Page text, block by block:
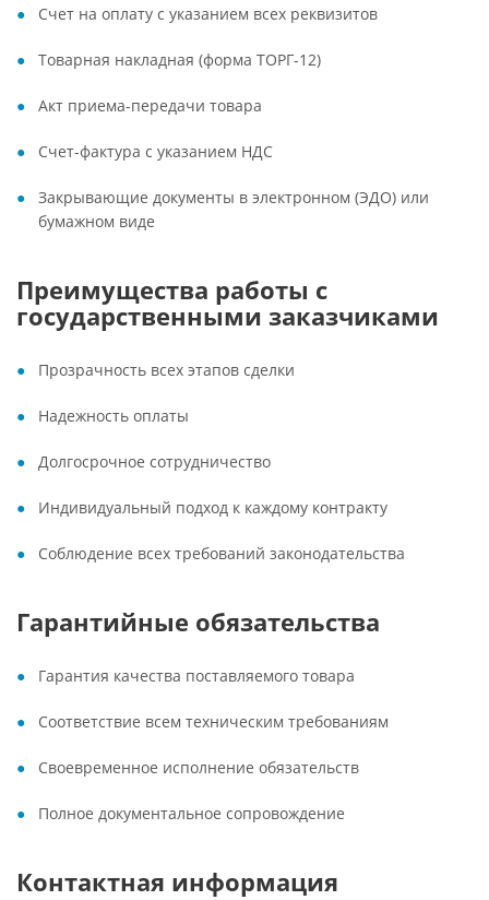
Счет на оплату с указанием всех реквизитов
Товарная накладная (форма ТОРГ-12)
Акт приема-передачи товара
Счет-фактура с указанием НДС
Закрывающие документы в электронном (ЭДО) или
бумажном виде
Преимущества работы с
государственными заказчиками
Прозрачность всех этапов сделки
Надежность оплаты
Долгосрочное сотрудничество
Индивидуальный подход к каждому контракту
Соблюдение всех требований законодательства
Гарантийные обязательства
Гарантия качества поставляемого товара
Соответствие всем техническим требованиям
Своевременное исполнение обязательств
Полное документальное сопровождение
Контактная информация